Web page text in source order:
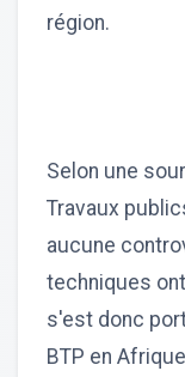
région.
Selon une
Travaux
aucune
techniques
s'est donc
BTP en